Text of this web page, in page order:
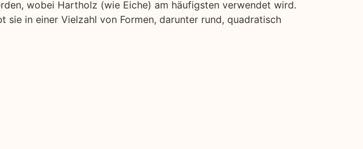
wobei Hartholz (wie Eiche) am häufigsten verwendet wird.
sie in einer Vielzahl von Formen, darunter rund, quadratisch